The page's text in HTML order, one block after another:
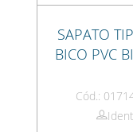
SAPATO
BICO PVC
Cód.: